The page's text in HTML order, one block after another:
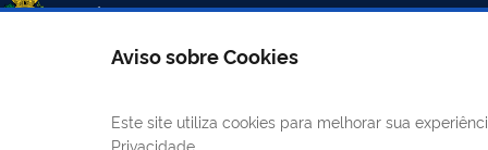
CANAIS
Aviso sobre Cookies
Este site utiliza cookies para melhorar sua
Privacidade.